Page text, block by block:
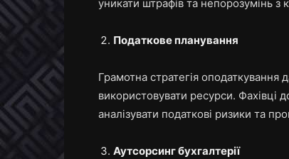
уникати штрафів та непорозумінь
Податкове планування
Грамотна стратегія оподаткування
використовувати ресурси. Фахівці
аналізувати податкові ризики та
Аутсорсинг бухгалтерії